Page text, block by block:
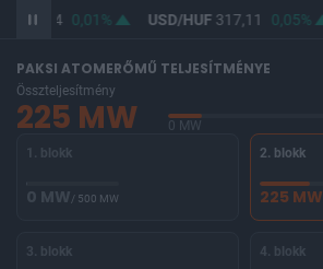
365,44 0,01% USD/HUF 317,11 0,05%
PAKSI ATOMERŐMŰ TELJESÍTMÉNYE
Összteljesítmény
225 MW 0 MW
1. blokk
0 MW/ 500 MW
2. blokk
225 MW
3. blokk 4. blokk